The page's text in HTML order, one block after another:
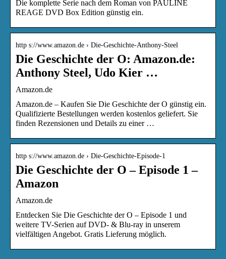
Die komplette Serie nach dem Roman von PAULINE
REAGE DVD Box Edition günstig ein.
http s://www.amazon.de › Die-Geschichte-Anthony-Steel
Die Geschichte der O: Amazon.de:
Anthony Steel, Udo Kier …
Amazon.de
Amazon.de – Kaufen Sie Die Geschichte der O günstig ein.
Qualifizierte Bestellungen werden kostenlos geliefert. Sie
finden Rezensionen und Details zu einer …
http s://www.amazon.de › Die-Geschichte-Episode-1
Die Geschichte der O – Episode 1 –
Amazon
Amazon.de
Entdecken Sie Die Geschichte der O – Episode 1 und
weitere TV-Serien auf DVD- & Blu-ray in unserem
vielfältigen Angebot. Gratis Lieferung möglich.